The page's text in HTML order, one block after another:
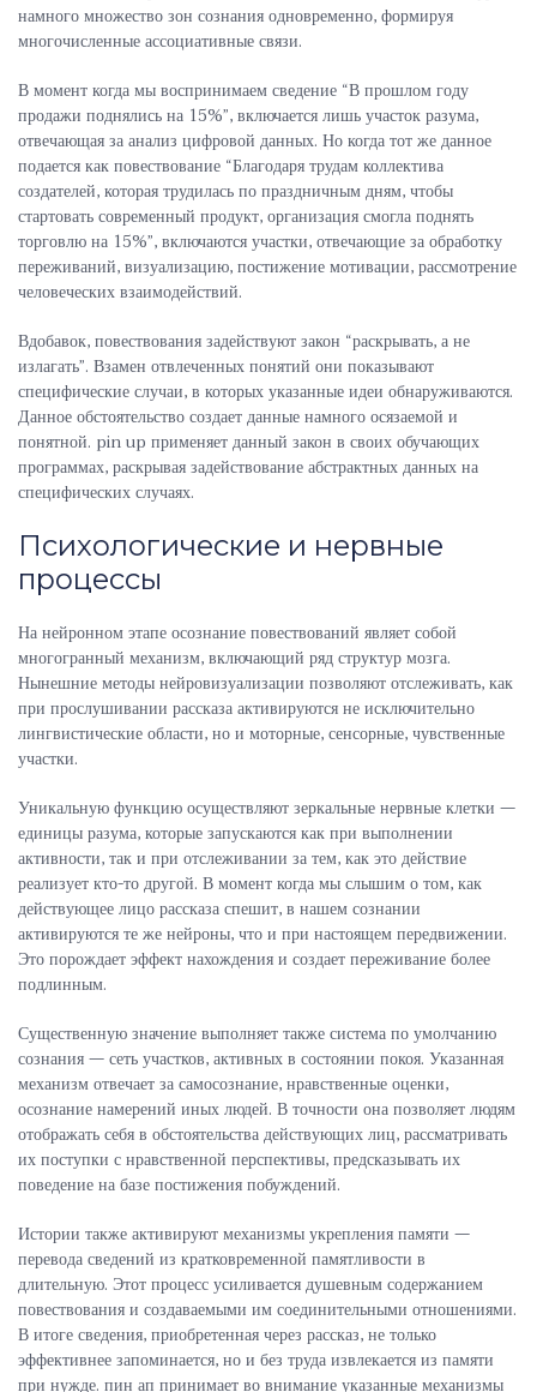
намного множество зон сознания одновременно, формируя
многочисленные ассоциативные связи.
В момент когда мы воспринимаем сведение “В прошлом году
продажи поднялись на 15%”, включается лишь участок разума,
отвечающая за анализ цифровой данных. Но когда тот же данное
подается как повествование “Благодаря трудам коллектива
создателей, которая трудилась по праздничным дням, чтобы
стартовать современный продукт, организация смогла поднять
торговлю на 15%”, включаются участки, отвечающие за обработку
переживаний, визуализацию, постижение мотивации, рассмотрение
человеческих взаимодействий.
Вдобавок, повествования задействуют закон “раскрывать, а не
излагать”. Взамен отвлеченных понятий они показывают
специфические случаи, в которых указанные идеи обнаруживаются.
Данное обстоятельство создает данные намного осязаемой и
понятной. pin up применяет данный закон в своих обучающих
программах, раскрывая задействование абстрактных данных на
специфических случаях.
Психологические и нервные
процессы
На нейронном этапе осознание повествований являет собой
многогранный механизм, включающий ряд структур мозга.
Нынешние методы нейровизуализации позволяют отслеживать, как
при прослушивании рассказа активируются не исключительно
лингвистические области, но и моторные, сенсорные, чувственные
участки.
Уникальную функцию осуществляют зеркальные нервные клетки —
единицы разума, которые запускаются как при выполнении
активности, так и при отслеживании за тем, как это действие
реализует кто-то другой. В момент когда мы слышим о том, как
действующее лицо рассказа спешит, в нашем сознании
активируются те же нейроны, что и при настоящем передвижении.
Это порождает эффект нахождения и создает переживание более
подлинным.
Существенную значение выполняет также система по умолчанию
сознания — сеть участков, активных в состоянии покоя. Указанная
механизм отвечает за самосознание, нравственные оценки,
осознание намерений иных людей. В точности она позволяет людям
отображать себя в обстоятельства действующих лиц, рассматривать
их поступки с нравственной перспективы, предсказывать их
поведение на базе постижения побуждений.
Истории также активируют механизмы укрепления памяти —
перевода сведений из кратковременной памятливости в
длительную. Этот процесс усиливается душевным содержанием
повествования и создаваемыми им соединительными отношениями.
В итоге сведения, приобретенная через рассказ, не только
эффективнее запоминается, но и без труда извлекается из памяти
при нужде. пин ап принимает во внимание указанные механизмы